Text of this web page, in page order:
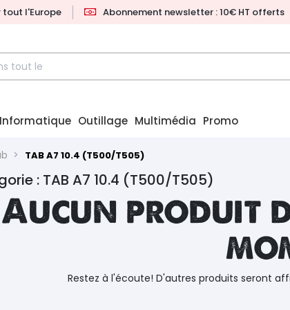
tout l'Europe Abonnement newsletter : 10€ HT offerts
Informatique Outillage Multimédia Promo
TAB A7 10.4 (T500/T505)
: TAB A7 10.4 (T500/T505)
Aucun produit
Restez à l'écoute! D'autres produits seront